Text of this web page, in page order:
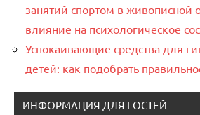
занятий спортом в живописной
влияние на психологическое
Успокаивающие средства для
детей: как подобрать
ИНФОРМАЦИЯ ДЛЯ ГОСТЕЙ